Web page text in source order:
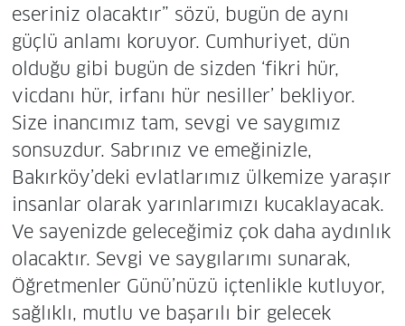
eseriniz olacaktır” sözü, bugün de aynı
güçlü anlamı koruyor. Cumhuriyet, dün
olduğu gibi bugün de sizden ‘fikri hür,
vicdanı hür, irfanı hür nesiller’ bekliyor.
Size inancımız tam, sevgi ve saygımız
sonsuzdur. Sabrınız ve emeğinizle,
Bakırköy’deki evlatlarımız ülkemize yaraşır
insanlar olarak yarınlarımızı kucaklayacak.
Ve sayenizde geleceğimiz çok daha aydınlık
olacaktır. Sevgi ve saygılarımı sunarak,
Öğretmenler Günü’nüzü içtenlikle kutluyor,
sağlıklı, mutlu ve başarılı bir gelecek